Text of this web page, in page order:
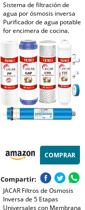
Sistema de filtración de
agua por ósmosis inversa
Purificador de agua potable
for encimera de cocina,
máquina purificadora de
sistema de filtro doméstico
de carbón activado de
cerámica Fácil de reempl
COMPRAR
Compartir:
JACAR Filtros de Osmosis
Inversa de 5 Etapas
Universales con Membrana